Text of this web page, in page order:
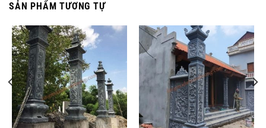
SẢN PHẨM TƯƠNG TỰ